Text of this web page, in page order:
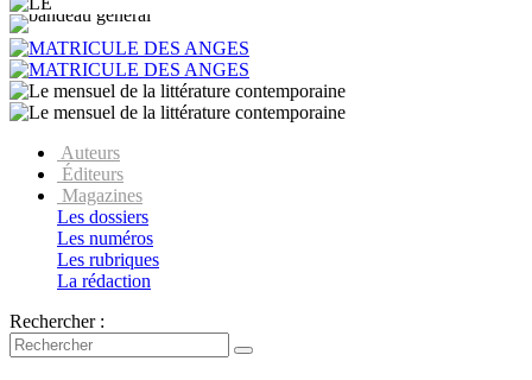
Auteurs
Éditeurs
Magazines
Les dossiers
Les numéros
Les rubriques
La rédaction
Rechercher :